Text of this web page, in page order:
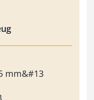
mm&#13